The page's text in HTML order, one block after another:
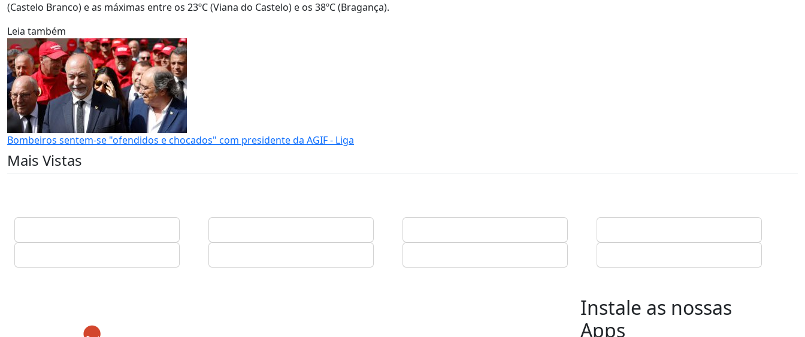
(Castelo Branco) e as máximas entre os 23ºC (Viana do Castelo) e os 38ºC (Bragança).
Leia também
Bombeiros sentem-se "ofendidos e chocados" com presidente da AGIF - Liga
Mais Vistas
Instale as nossas
Apps